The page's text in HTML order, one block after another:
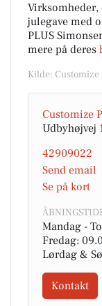
Virksomheder,
julegave med
PLUS
mere på deres
Kilde: Customize
Customize
Udbyhøjvej
42909022
Send email
Se på kort
Mandag -
Fredag:
Lørdag &
Kontakt